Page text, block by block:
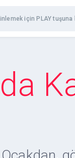
için PLAY tuşuna